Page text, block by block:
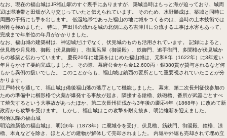
なお、現在の福山城はJR福山駅のすぐ裏手にありますが、築城当時はもっと海が迫っており、城周
辺は湿地帯と田畑が入り交じっていたと伝えられています。 そのため、水野勝成は、築城と同時に
周囲の干拓にも手を出します。 低湿地帯であった福山の地に城をつくるのは、当時の土木技術では
困難を極めました。 特に、芦田川の流れを城の北側にある吉津川に分流する工事は水害もあって、
完成まで年単位の年月がかかりました。
なお、福山城の建築材は、神辺城だけでなく、伏見城のものも活用されています。 記録によると、
伏見櫓や月見櫓、御殿（伏見御殿）、御風呂屋（御湯殿）、鉄御門、追手御門、多聞櫓が伏見城か
らの移築と伝わっています。 慶長20年に建築をはじめた福山城は、元和8年（1622年）に3年近い
年月をかけて要約完成しました。 その際、幕府公金から金12,600両・銀380貫が貸与されるなど何
もかも異例の扱いでした。 このことからも、福山城は鎮西の要所として重要視されていたことが分
かります。
江戸時代を通して、福山城は備後福山藩の藩庁として機能しました。 幕末、第二次長州征伐参加の
ための準備中に櫛形櫓で火薬が爆発する事故が起き、隣接する鎗櫓、鉄砲櫓、番所が武器ごとすべ
て焼失するという大事故があったほか、第二次長州征伐から3年後の慶応4年（1868年）に改めて新
政府から攻撃を受けます。 しかし、福山城はこの攻撃を耐え抜き、明治維新を迎えました。
明治以降の福山城
明治維新後の福山城は、明治6年（1873年）に廃城令を受け、伏見櫓、筋鉄門、御湯殿、鐘櫓、涼
櫓、本丸などを除き、ほとんどの建物が解体して売却されました。 内堀や外堀も売却されて埋め立